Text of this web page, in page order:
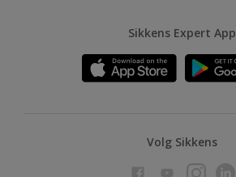
Sikkens Expert App
Volg Sikkens